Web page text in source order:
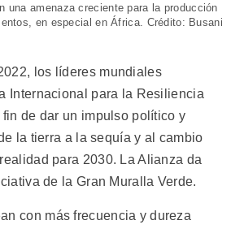
una amenaza creciente para la producción
en especial en África. Crédito: Busani
los líderes mundiales
Internacional para la Resiliencia
de dar un impulso político y
la tierra a la sequía y al cambio
para 2030. La Alianza da
de la Gran Muralla Verde.
con más frecuencia y dureza